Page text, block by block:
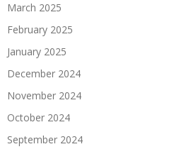
March 2025
February 2025
January 2025
December 2024
November 2024
October 2024
September 2024